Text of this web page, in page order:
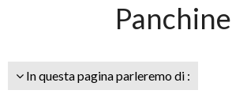
Panchine
In questa pagina parleremo di :